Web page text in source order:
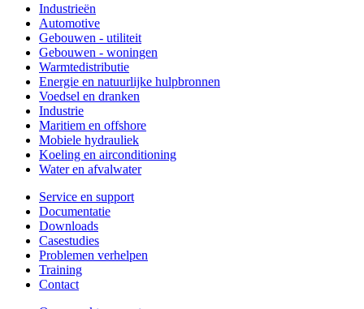
Industrieën
Automotive
Gebouwen - utiliteit
Gebouwen - woningen
Warmtedistributie
Energie en natuurlijke hulpbronnen
Voedsel en dranken
Industrie
Maritiem en offshore
Mobiele hydrauliek
Koeling en airconditioning
Water en afvalwater
Service en support
Documentatie
Downloads
Casestudies
Problemen verhelpen
Training
Contact